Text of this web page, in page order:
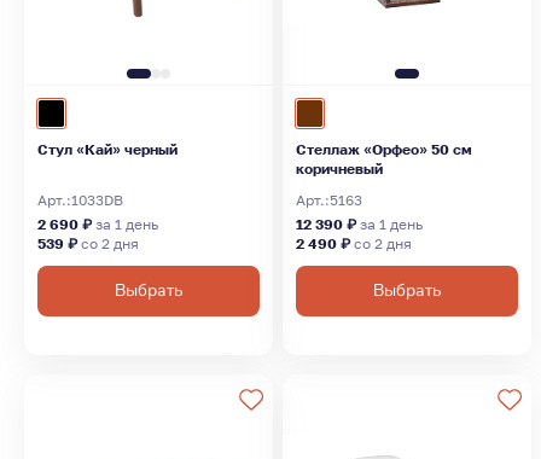
Стул «Кай» черный
Арт.:1033DB
2 690 ₽за 1 день
539 ₽со 2 дня
Выбрать
Стеллаж «Орфео» 50 см
коричневый
Арт.:5163
12 390 ₽за 1 день
2 490 ₽со 2 дня
Выбрать